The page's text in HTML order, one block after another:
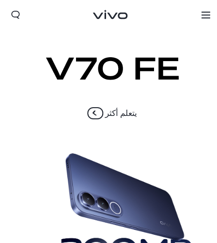
يتعلم أكثر